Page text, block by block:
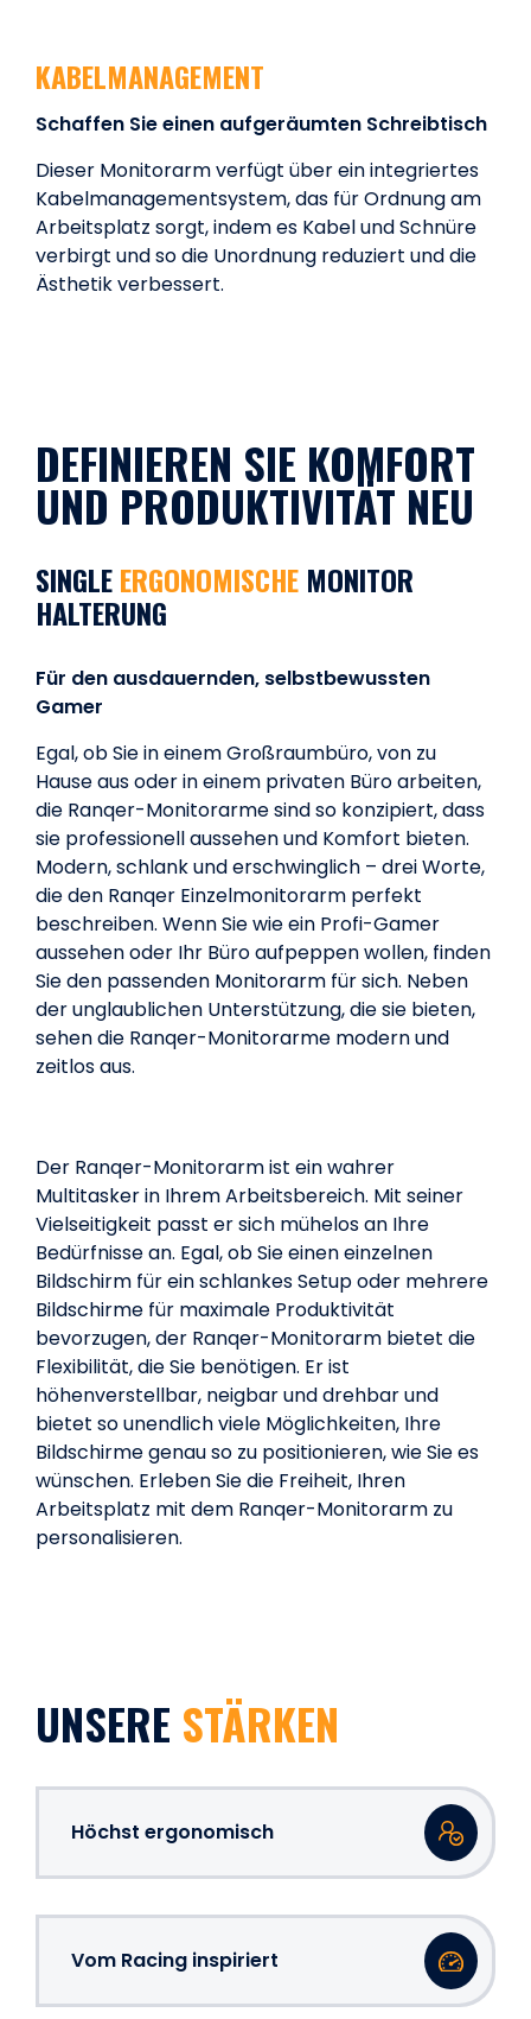
KABELMANAGEMENT
Schaffen Sie einen aufgeräumten Schreibtisch
Dieser Monitorarm verfügt über ein integriertes
Kabelmanagementsystem, das für Ordnung am
Arbeitsplatz sorgt, indem es Kabel und Schnüre
verbirgt und so die Unordnung reduziert und die
Ästhetik verbessert.
DEFINIEREN SIE KOMFORT
UND PRODUKTIVITÄT NEU
SINGLEERGONOMISCHE MONITOR
HALTERUNG
Für den ausdauernden, selbstbewussten
Gamer
Egal, ob Sie in einem Großraumbüro, von zu
Hause aus oder in einem privaten Büro arbeiten,
die Ranqer-Monitorarme sind so konzipiert, dass
sie professionell aussehen und Komfort bieten.
Modern, schlank und erschwinglich – drei Worte,
die den Ranqer Einzelmonitorarm perfekt
beschreiben. Wenn Sie wie ein Profi-Gamer
aussehen oder Ihr Büro aufpeppen wollen, finden
Sie den passenden Monitorarm für sich. Neben
der unglaublichen Unterstützung, die sie bieten,
sehen die Ranqer-Monitorarme modern und
zeitlos aus.
Der Ranqer-Monitorarm ist ein wahrer
Multitasker in Ihrem Arbeitsbereich. Mit seiner
Vielseitigkeit passt er sich mühelos an Ihre
Bedürfnisse an. Egal, ob Sie einen einzelnen
Bildschirm für ein schlankes Setup oder mehrere
Bildschirme für maximale Produktivität
bevorzugen, der Ranqer-Monitorarm bietet die
Flexibilität, die Sie benötigen. Er ist
höhenverstellbar, neigbar und drehbar und
bietet so unendlich viele Möglichkeiten, Ihre
Bildschirme genau so zu positionieren, wie Sie es
wünschen. Erleben Sie die Freiheit, Ihren
Arbeitsplatz mit dem Ranqer-Monitorarm zu
personalisieren.
UNSERE STÄRKEN
Höchst ergonomisch
Vom Racing inspiriert